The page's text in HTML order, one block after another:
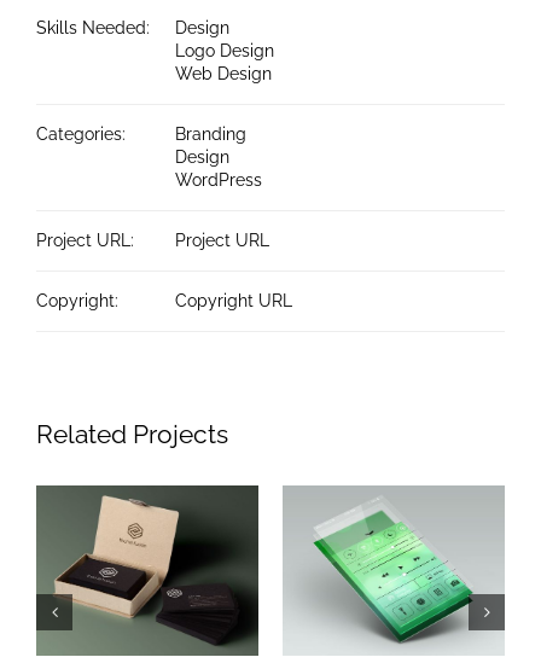
Skills Needed:
Design
Logo Design
Web Design
Categories:
Branding
Design
WordPress
Project URL: Project URL
Copyright: Copyright URL
Related Projects